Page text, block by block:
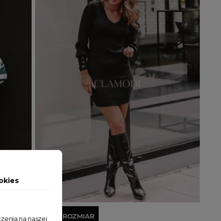
Dodaj do koszyka
JEDEN ROZMIAR
na naszej